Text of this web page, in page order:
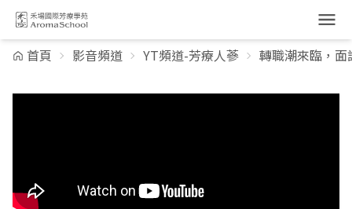
跳到主要內容
首頁 影音頻道 YT頻道-芳療人蔘 轉職潮來臨，